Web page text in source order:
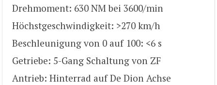
Drehmoment: 630 NM bei 3600/min
Höchstgeschwindigkeit: >270 km/h
Beschleunigung von 0 auf 100: <6 s
Getriebe: 5-Gang Schaltung von ZF
Antrieb: Hinterrad auf De Dion Achse